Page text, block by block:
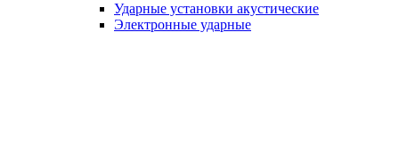
Ударные установки акустические
Электронные ударные